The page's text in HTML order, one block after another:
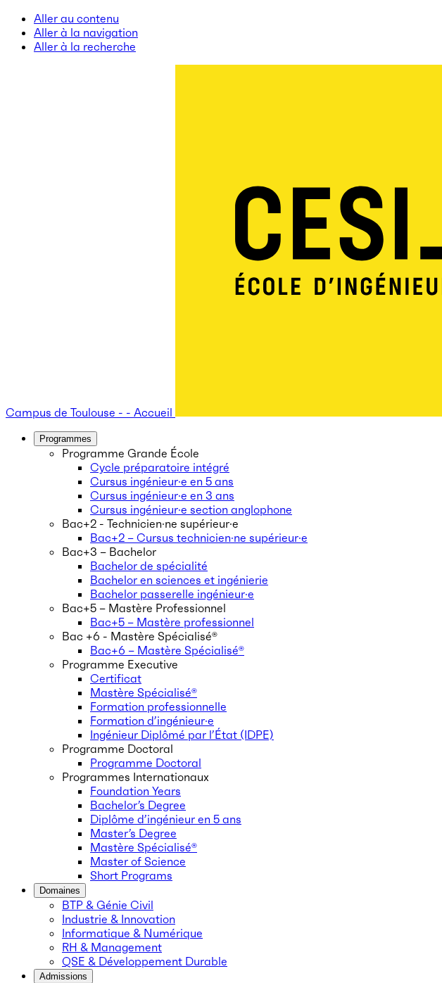
Aller au contenu
Aller à la navigation
Aller à la recherche
Campus de Toulouse - - Accueil
Programmes
Programme Grande École
Cycle préparatoire intégré
Cursus ingénieur·e en 5 ans
Cursus ingénieur·e en 3 ans
Cursus ingénieur·e section anglophone
Bac+2 - Technicien·ne supérieur·e
Bac+2 – Cursus technicien·ne supérieur·e
Bac+3 – Bachelor
Bachelor de spécialité
Bachelor en sciences et ingénierie
Bachelor passerelle ingénieur·e
Bac+5 – Mastère Professionnel
Bac+5 – Mastère professionnel
Bac +6 - Mastère Spécialisé®
Bac+6 – Mastère Spécialisé®
Programme Executive
Certificat
Mastère Spécialisé®
Formation professionnelle
Formation d’ingénieur·e
Ingénieur Diplômé par l’État (IDPE)
Programme Doctoral
Programme Doctoral
Programmes Internationaux
Foundation Years
Bachelor’s Degree
Diplôme d’ingénieur en 5 ans
Master’s Degree
Mastère Spécialisé®
Master of Science
Short Programs
Domaines
BTP & Génie Civil
Industrie & Innovation
Informatique & Numérique
RH & Management
QSE & Développement Durable
Admissions